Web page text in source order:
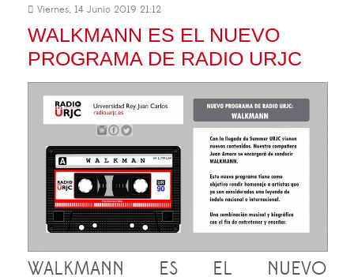
Viernes, 14 Junio 2019 21:12
WALKMANN ES EL NUEVO
PROGRAMA DE RADIO URJC
WALKMANN ES EL NUEVO